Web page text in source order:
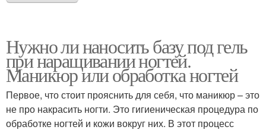
Нужно ли наносить базу под гель
при наращивании ногтей.
Маникюр или обработка ногтей
Первое, что стоит прояснить для себя, что маникюр – это
не про накрасить ногти. Это гигиеническая процедура по
обработке ногтей и кожи вокруг них. В этот процесс